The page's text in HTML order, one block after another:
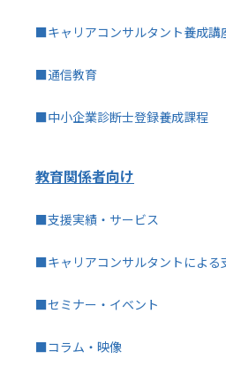
■キャリアコンサルタント養成講
■通信教育
■中小企業診断士登録養成課程
教育関係者向け
■支援実績・サービス
■キャリアコンサルタントによる
■セミナー・イベント
■コラム・映像